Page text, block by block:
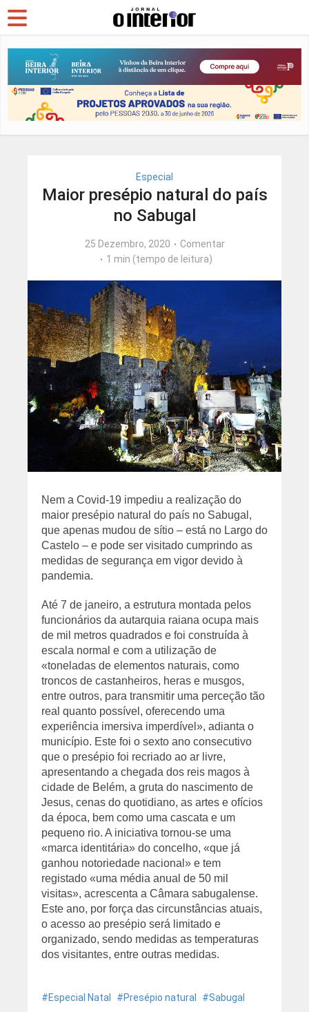
Especial
Maior presépio natural do país
no Sabugal
25 Dezembro, 2020
Comentar
1 min (tempo de leitura)
Nem a Covid-19 impediu a realização do
maior presépio natural do país no Sabugal,
que apenas mudou de sítio – está no Largo do
Castelo – e pode ser visitado cumprindo as
medidas de segurança em vigor devido à
pandemia.
Até 7 de janeiro, a estrutura montada pelos
funcionários da autarquia raiana ocupa mais
de mil metros quadrados e foi construída à
escala normal e com a utilização de
«toneladas de elementos naturais, como
troncos de castanheiros, heras e musgos,
entre outros, para transmitir uma perceção tão
real quanto possível, oferecendo uma
experiência imersiva imperdível», adianta o
município. Este foi o sexto ano consecutivo
que o presépio foi recriado ao ar livre,
apresentando a chegada dos reis magos à
cidade de Belém, a gruta do nascimento de
Jesus, cenas do quotidiano, as artes e ofícios
da época, bem como uma cascata e um
pequeno rio. A iniciativa tornou-se uma
«marca identitária» do concelho, «que já
ganhou notoriedade nacional» e tem
registado «uma média anual de 50 mil
visitas», acrescenta a Câmara sabugalense.
Este ano, por força das circunstâncias atuais,
o acesso ao presépio será limitado e
organizado, sendo medidas as temperaturas
dos visitantes, entre outras medidas.
Especial Natal Presépio natural Sabugal